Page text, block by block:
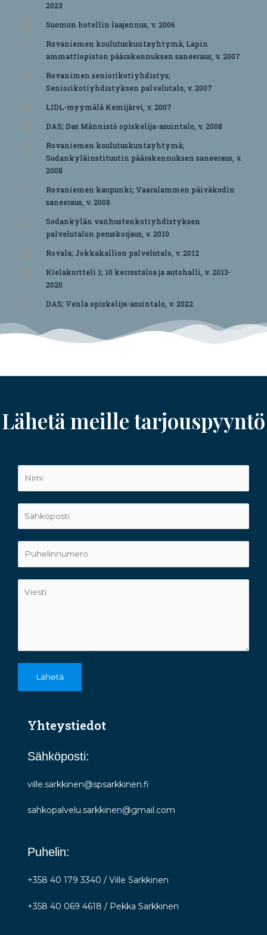
2023
Suomun hotellin laajennus, v. 2006
Rovaniemen koulutuskuntayhtymä; Lapin
ammattiopiston päärakennuksen saneeraus, v. 2007
Rovanimen seniorikotiyhdistys;
Seniorikotiyhdistyksen palvelutalo, v. 2007
LIDL-myymälä Kemijärvi, v. 2007
DAS; Das Männistö opiskelija-asuintalo, v. 2008
Rovaniemen koulutuskuntayhtymä;
Sodankyläinstituutin päärakennuksen saneeraus, v.
2008
Rovaniemen kaupunki; Vaaralammen päiväkodin
saneeraus, v. 2008
Sodankylän vanhustenkotiyhdistyksen
palvelutalon peruskorjaus, v. 2010
Rovala; Jokkakallion palvelutalo, v. 2012
Kielakortteli 1; 10 kerrostaloa ja autohalli, v. 2013-
2020
DAS; Venla opiskelija-asuintalo, v. 2022
Lähetä meille tarjouspyyntö
Lähetä
Yhteystiedot
Sähköposti:
ville.sarkkinen@spsarkkinen.fi
sahkopalvelu.sarkkinen@gmail.com
Puhelin:
+358 40 179 3340 / Ville Sarkkinen
+358 40 069 4618 / Pekka Sarkkinen